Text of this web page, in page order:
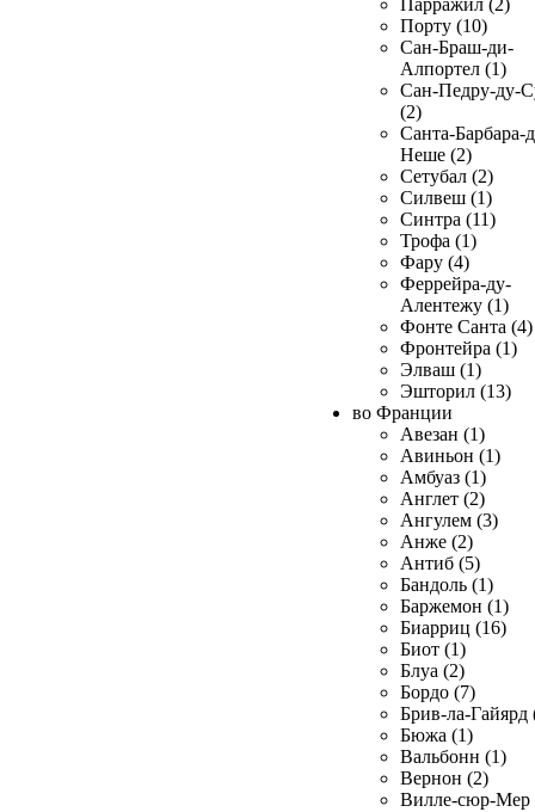
Парражил (2)
Порту (10)
Сан-Браш-ди-
Алпортел (1)
Сан-Педру-ду-
(2)
Санта-Барбара-
Неше (2)
Сетубал (2)
Силвеш (1)
Синтра (11)
Трофа (1)
Фару (4)
Феррейра-ду-
Алентежу (1)
Фонте Санта (4)
Фронтейра (1)
Элваш (1)
Эшторил (13)
во Франции
Авезан (1)
Авиньон (1)
Амбуаз (1)
Англет (2)
Ангулем (3)
Анже (2)
Антиб (5)
Бандоль (1)
Баржемон (1)
Биарриц (16)
Биот (1)
Блуа (2)
Бордо (7)
Брив-ла-Гайярд
Бюжа (1)
Вальбонн (1)
Вернон (2)
Вилле-сюр-Мер